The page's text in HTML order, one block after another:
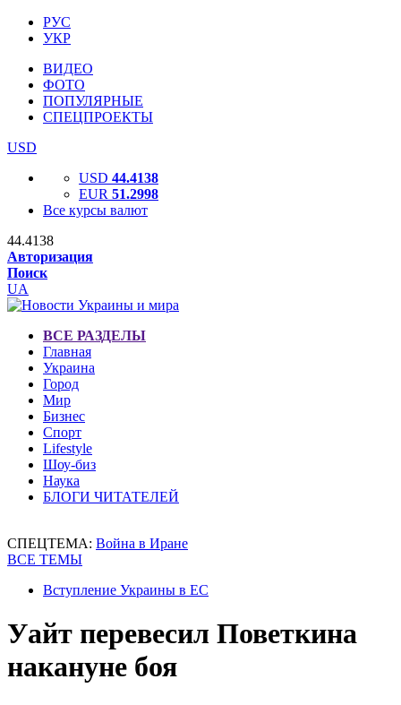
РУС
УКР
ВИДЕО
ФОТО
ПОПУЛЯРНЫЕ
СПЕЦПРОЕКТЫ
USD
USD 44.4138
EUR 51.2998
Все курсы валют
44.4138
Авторизация
Поиск
UA
ВСЕ РАЗДЕЛЫ
Главная
Украина
Город
Мир
Бизнес
Спорт
Lifestyle
Шоу-биз
Наука
БЛОГИ ЧИТАТЕЛЕЙ
СПЕЦТЕМА: Война в Иране
ВСЕ ТЕМЫ
Вступление Украины в ЕС
Уайт перевесил Поветкина
накануне боя